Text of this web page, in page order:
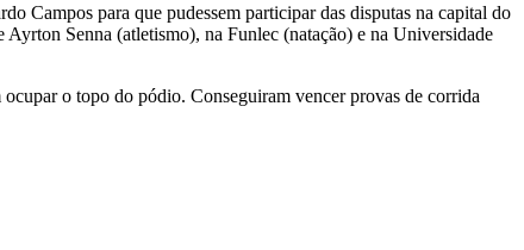
Campos para que pudessem participar das disputas na capital do
Senna (atletismo), na Funlec (natação) e na Universidade
o topo do pódio. Conseguiram vencer provas de corrida